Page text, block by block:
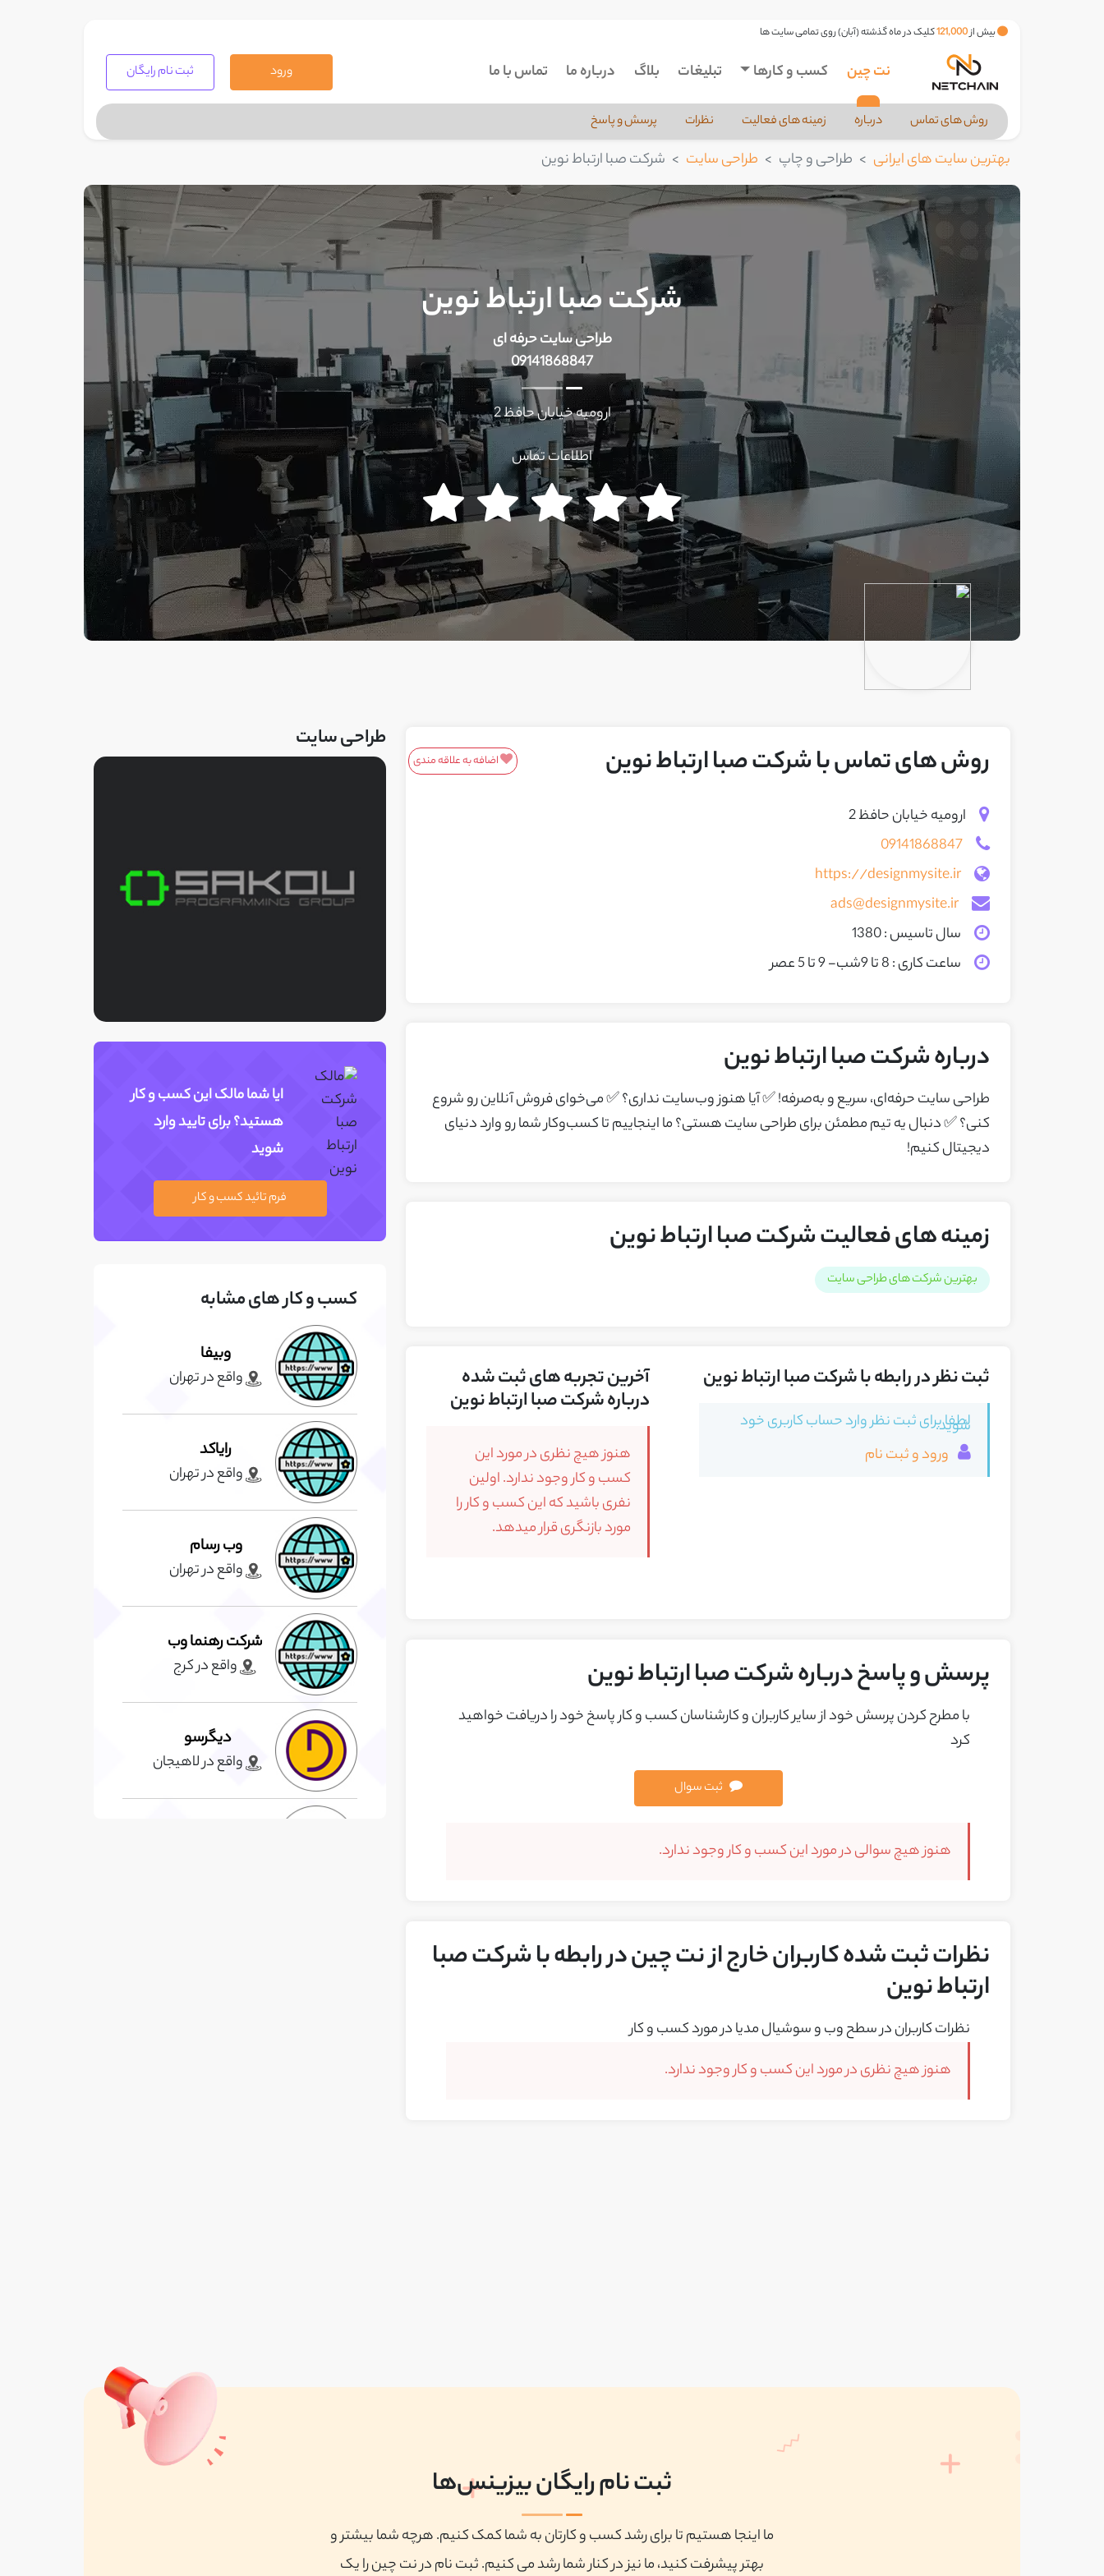
بیش از121,000کلیک در ماه گذشته (آبان) روی تمامی سایت ها
نت چین کسب و کارها تبلیغات بلاگ درباره ما تماس با ما ورود ثبت نام رایگان
روش های تماس درباره زمینه های فعالیت نظرات پرسش و پاسخ
بهترین سایت های ایرانی طراحی و چاپ طراحی سایت شرکت صبا ارتباط نوین
شرکت صبا ارتباط نوین
طراحی سایت حرفه ای
09141868847
ارومیه خیابان حافظ 2
اطلاعات تماس
روش های تماس با شرکت صبا ارتباط نوین اضافه به علاقه مندی
ارومیه خیابان حافظ 2
09141868847
https://designmysite.ir
ads@designmysite.ir
سال تاسیس : 1380
ساعت کاری : 8 تا 9شب
- 9 تا 5 عصر
درباره شرکت صبا ارتباط نوین
طراحی سایت حرفه‌ای، سریع و به‌صرفه! ✅ آیا هنوز وب‌سایت نداری؟ ✅ می‌خوای فروش آنلاین رو شروع
کنی؟ ✅ دنبال یه تیم مطمئن برای طراحی سایت هستی؟ ما اینجاییم تا کسب‌وکار شما رو وارد دنیای
دیجیتال کنیم!
زمینه های فعالیت شرکت صبا ارتباط نوین
بهترین شرکت های طراحی سایت
ثبت نظر در رابطه با شرکت صبا ارتباط نوین
لطفا برای ثبت نظر وارد حساب کاربری خود
شوید.
ورود و ثبت نام
آخرین تجربه های ثبت شده
درباره شرکت صبا ارتباط نوین
هنوز هیچ نظری در مورد این
کسب و کار وجود ندارد. اولین
نفری باشید که این کسب و کار را
مورد بازنگری قرار میدهد.
پرسش و پاسخ درباره شرکت صبا ارتباط نوین
با مطرح کردن پرسش خود از ساير کاربران و کارشناسان کسب و کار پاسخ خود را دريافت خواهيد
کرد
ثبت سوال
هنوز هیچ سوالی در مورد این کسب و کار وجود ندارد.
نظرات ثبت شده کاربران خارج از نت چین در رابطه با شرکت صبا
ارتباط نوین
نظرات کاربران در سطح وب و سوشیال مدیا در مورد کسب و کار
هنوز هیچ نظری در مورد این کسب و کار وجود ندارد.
طراحی سایت
ایا شما مالک این کسب و کار
هستید؟ برای تایید وارد
شوید
فرم تائید کسب و کار
کسب و کار های مشابه
وبیفا
واقع در تهران
رایاکد
واقع در تهران
وب رسام
واقع در تهران
شرکت رهنما وب
واقع در کرج
دیگرسو
واقع در لاهيجان
ثبت نام رایگان بیزینس‌ها
ما اینجا هستیم تا برای رشد کسب و کارتان به شما کمک کنیم. هرچه شما بیشتر و
بهتر پیشرفت کنید، ما نیز در کنار شما رشد می کنیم. ثبت نام در نت چین را یک